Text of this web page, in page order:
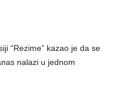
“Rezime” kazao je da se
nalazi u jednom